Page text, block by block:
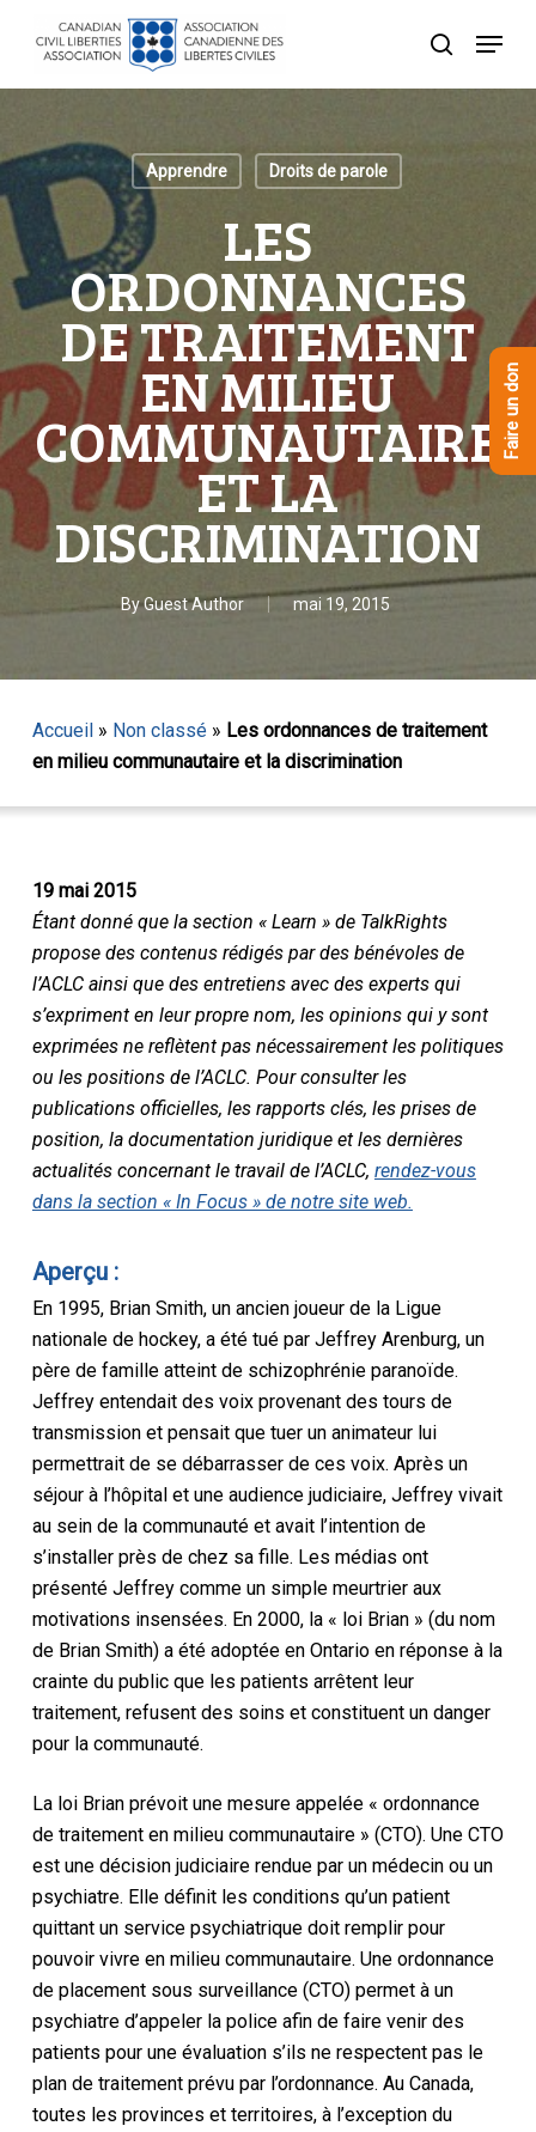
recherche
Menu
Apprendre Droits de parole
LES
ORDONNANCES
DE TRAITEMENT
EN MILIEU
COMMUNAUTAIRE
ET LA
DISCRIMINATION
ByGuest Author mai 19, 2015
Accueil» Non classé» Les ordonnances de traitement
en milieu communautaire et la discrimination
19 mai 2015
Étant donné que la section « Learn » de TalkRights
propose des contenus rédigés par des bénévoles de
l’ACLC ainsi que des entretiens avec des experts qui
s’expriment en leur propre nom, les opinions qui y sont
exprimées ne reflètent pas nécessairement les politiques
ou les positions de l’ACLC. Pour consulter les
publications officielles, les rapports clés, les prises de
position, la documentation juridique et les dernières
actualités concernant le travail de l’ACLC, rendez-vous
dans la section « In Focus » de notre site web.
Aperçu :
En 1995, Brian Smith, un ancien joueur de la Ligue
nationale de hockey, a été tué par Jeffrey Arenburg, un
père de famille atteint de schizophrénie paranoïde.
Jeffrey entendait des voix provenant des tours de
transmission et pensait que tuer un animateur lui
permettrait de se débarrasser de ces voix. Après un
séjour à l’hôpital et une audience judiciaire, Jeffrey vivait
au sein de la communauté et avait l’intention de
s’installer près de chez sa fille. Les médias ont
présenté Jeffrey comme un simple meurtrier aux
motivations insensées. En 2000, la « loi Brian » (du nom
de Brian Smith) a été adoptée en Ontario en réponse à la
crainte du public que les patients arrêtent leur
traitement, refusent des soins et constituent un danger
pour la communauté.
La loi Brian prévoit une mesure appelée « ordonnance
de traitement en milieu communautaire » (CTO). Une CTO
est une décision judiciaire rendue par un médecin ou un
psychiatre. Elle définit les conditions qu’un patient
quittant un service psychiatrique doit remplir pour
pouvoir vivre en milieu communautaire. Une ordonnance
de placement sous surveillance (CTO) permet à un
psychiatre d’appeler la police afin de faire venir des
patients pour une évaluation s’ils ne respectent pas le
plan de traitement prévu par l’ordonnance. Au Canada,
toutes les provinces et territoires, à l’exception du
Faire un don